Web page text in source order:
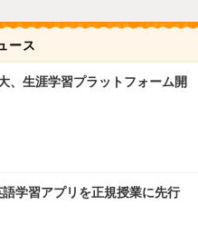
ース
、生涯学習プラットフォーム開
学習アプリを正規授業に先行